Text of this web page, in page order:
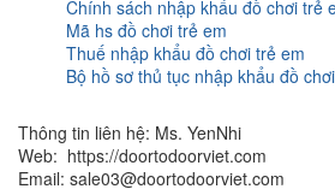
Chính sách nhập khẩu đồ chơi trẻ
Mã hs đồ chơi trẻ em
Thuế nhập khẩu đồ chơi trẻ em
Bộ hồ sơ thủ tục nhập khẩu đồ
Thông tin liên hệ: Ms. YenNhi
Web: https://doortodoorviet.com
Email: sale03@doortodoorviet.com